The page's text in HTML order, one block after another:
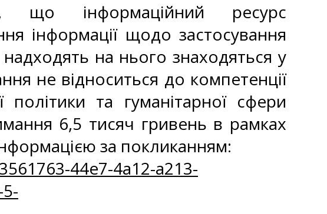
що інформаційний ресурс
інформації щодо застосування
на нього знаходяться у
не відноситься до компетенції
політики та гуманітарної сфери
6,5 тисяч гривень в рамках
за покликанням:
44e7-4a12-a213-